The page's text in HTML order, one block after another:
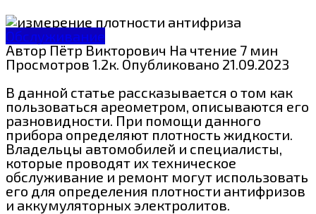
Обслуживание
АвторПётр Викторович На чтение 7 мин
Просмотров 1.2к. Опубликовано 21.09.2023
В данной статье рассказывается о том как
пользоваться ареометром, описываются его
разновидности. При помощи данного
прибора определяют плотность жидкости.
Владельцы автомобилей и специалисты,
которые проводят их техническое
обслуживание и ремонт могут использовать
его для определения плотности антифризов
и аккумуляторных электролитов.